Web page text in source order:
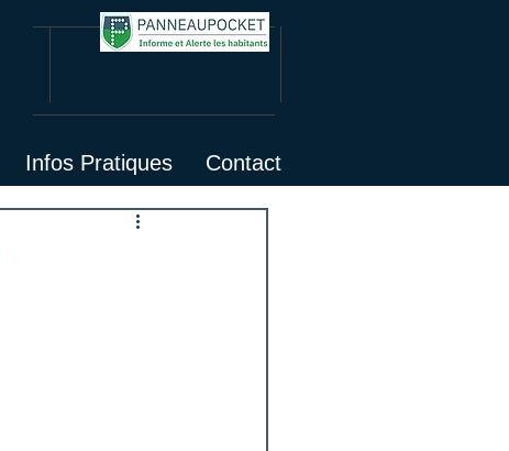
Infos Pratiques Contact